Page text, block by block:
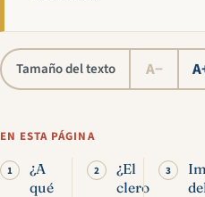
Tamaño del texto A−
EN ESTA PÁGINA
¿A
qué
¿El
clero